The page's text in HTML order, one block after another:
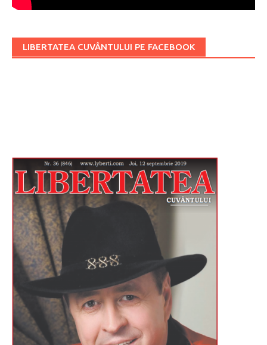
LIBERTATEA CUVÂNTULUI PE FACEBOOK